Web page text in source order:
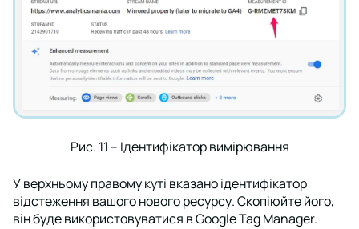
Рис. 11 – Ідентифікатор вимірювання
У верхньому правому куті вказано ідентифікатор
відстеження вашого нового ресурсу. Скопіюйте його,
він буде використовуватися в Google Tag Manager.